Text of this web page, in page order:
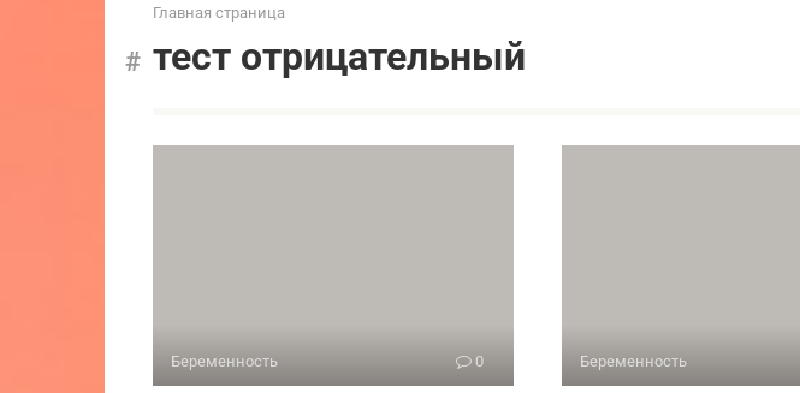
Главная страница
тест отрицательный
Беременность 0 Беременность